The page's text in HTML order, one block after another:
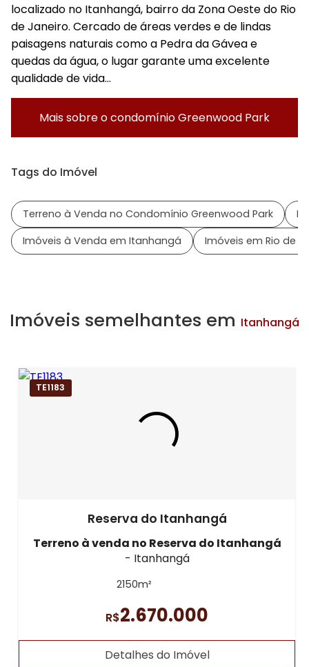
localizado no Itanhangá, bairro da Zona Oeste do Rio
de Janeiro. Cercado de áreas verdes e de lindas
paisagens naturais como a Pedra da Gávea e
quedas da água, o lugar garante uma excelente
qualidade de vida...
Mais sobre o condomínioGreenwood Park
Tags do Imóvel
Terreno à Venda no Condomínio Greenwood Park
Imóveis à Venda em Itanhangá
Imóveis em Rio de
Imóveis semelhantes em Itanhangá
TE1183
Reserva do Itanhangá
Terreno à venda no Reserva do Itanhangá
- Itanhangá
2150m²
R$2.670.000
Detalhes do Imóvel